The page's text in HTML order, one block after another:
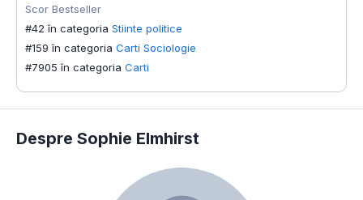
Scor Bestseller
#42 în categoria Stiinte politice
#159 în categoria Carti Sociologie
#7905 în categoria Carti
Despre Sophie Elmhirst